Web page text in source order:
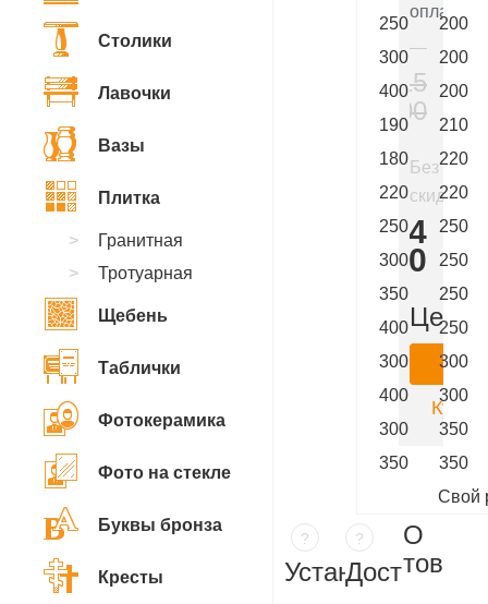
250
200
300
200
400
200
190
210
180
220
220
220
250
250
300
250
350
250
400
250
300
300
400
300
300
350
350
350
Свой
оплата
215
000
₽
Без
скидки
204
300
₽
Цена:
?
Установка
?
Доставка
О
товаре
Столики
Лавочки
Вазы
Плитка
Гранитная
Тротуарная
Щебень
Таблички
Фотокерамика
Фото на стекле
Буквы бронза
Кресты